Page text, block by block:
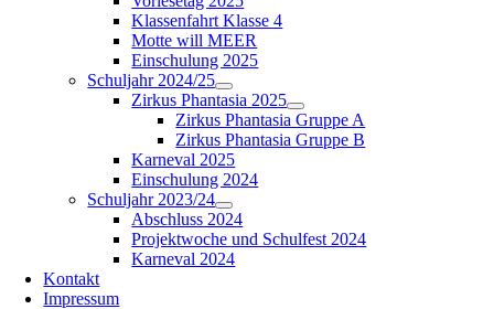
Klassenfahrt Klasse 4
Motte will MEER
Einschulung 2025
Schuljahr 2024/25
Zirkus Phantasia 2025
Zirkus Phantasia Gruppe A
Zirkus Phantasia Gruppe B
Karneval 2025
Einschulung 2024
Schuljahr 2023/24
Abschluss 2024
Projektwoche und Schulfest 2024
Karneval 2024
Kontakt
Impressum